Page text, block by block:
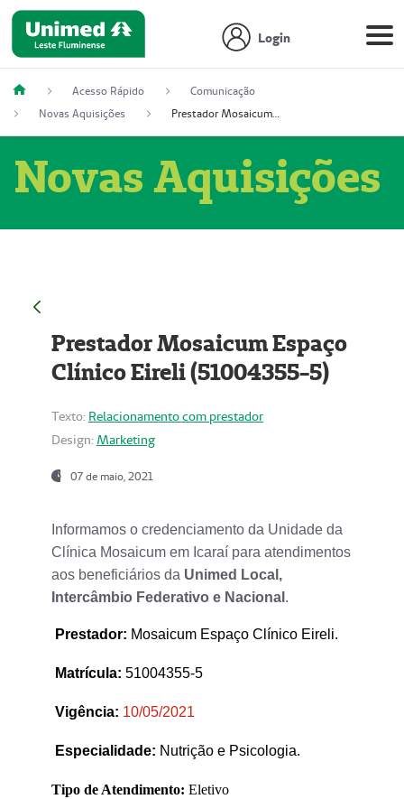
Login
Acesso Rápido
Comunicação
Novas Aquisições
Prestador Mosaicum Espaço Clínico Eireli (51004355-5)
Novas Aquisições
Prestador Mosaicum Espaço
Clínico Eireli (51004355-5)
Texto: Relacionamento com prestador
Design: Marketing
07 de maio, 2021
Informamos o credenciamento da Unidade da
Clínica Mosaicum em Icaraí para atendimentos
aos beneficiários da Unimed Local,
Intercâmbio Federativo e Nacional .
Prestador: Mosaicum Espaço Clínico Eireli.
Matrícula: 51004355-5
Vigência: 10/05/2021
Especialidade: Nutrição e Psicologia.
Tipo de Atendimento: Eletivo